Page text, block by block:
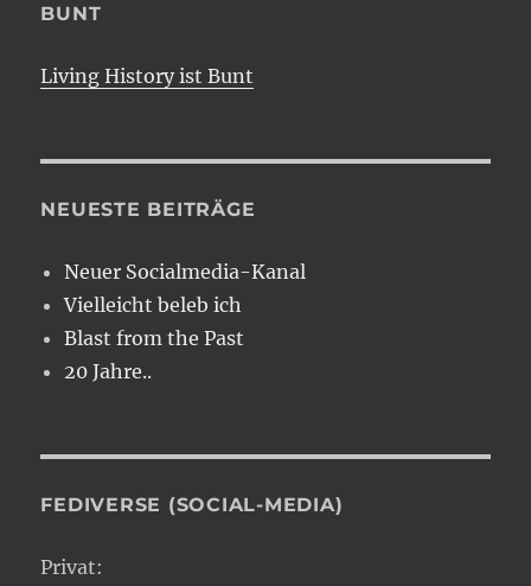
BUNT
Living History ist Bunt
NEUESTE BEITRÄGE
Neuer Socialmedia-Kanal
Vielleicht beleb ich
Blast from the Past
20 Jahre..
FEDIVERSE (SOCIAL-MEDIA)
Privat: